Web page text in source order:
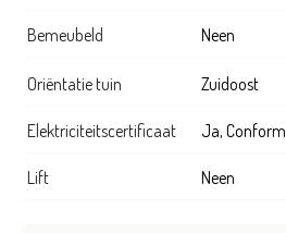
Bemeubeld Neen
Oriëntatie tuin Zuidoost
Elektriciteitscertificaat Ja, Conform
Lift Neen